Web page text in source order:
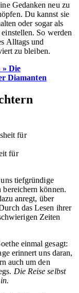
Gedanken neu zu
Du kannst sie
oder sogar als
So werden
Alltags und
zu bleiben.
» Die
Diamanten
für
tiefgründige
können.
anregt, über
das Lesen ihrer
Zeiten
einmal gesagt:
erinnert uns daran,
auch um den
Die Reise selbst